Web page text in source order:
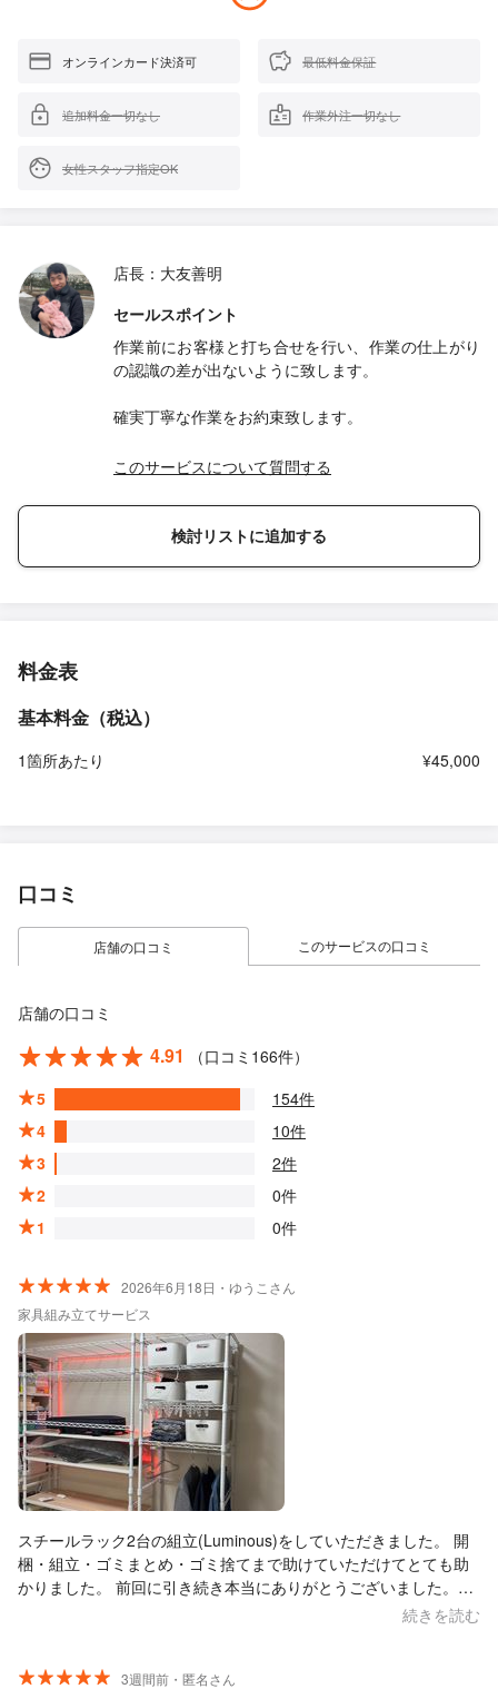
オンラインカード決済可 最低料金保証
追加料金一切なし 作業外注一切なし
女性スタッフ指定OK
店長：大友善明
セールスポイント
作業前にお客様と打ち合せを行い、作業の仕上がり
の認識の差が出ないように致します。
確実丁寧な作業をお約束致します。
このサービスについて質問する
検討リストに追加する
料金表
基本料金（税込）
1箇所あたり ¥45,000
口コミ
店舗の口コミ このサービスの口コミ
店舗の口コミ
4.91
（口コミ166件）
5
154件
4
10件
3
2件
2
0件
1
0件
2026年6月18日・ゆうこさん
家具組み立てサービス
スチールラック2台の組立(Luminous)をしていただきました。 開
梱・組立・ゴミまとめ・ゴミ捨てまで助けていただけてとても助
かりました。 前回に引き続き本当にありがとうございました。ま
続きを読む
3週間前・匿名さん